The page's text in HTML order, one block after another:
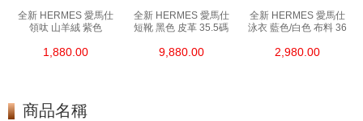
全新 HERMES 愛馬仕
領呔 山羊絨 紫色
1,880.00
全新 HERMES 愛馬仕
短靴 黑色 皮革 35.5碼
9,880.00
全新 HERMES 愛馬仕
泳衣 藍色/白色 布料 36
2,980.00
商品名稱